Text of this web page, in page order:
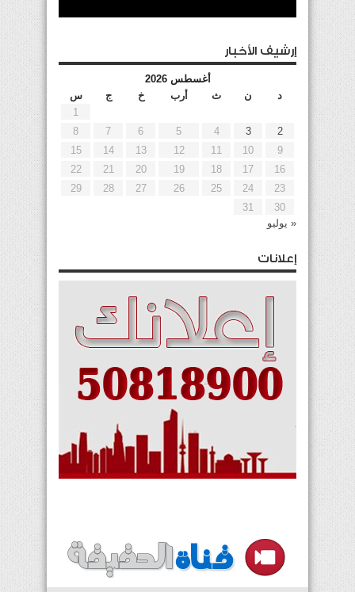
إرشيف الأخبار
أغسطس 2026
د
ن ث أرب خ ج
س
1
2
3
4
5
6
7
8
9
10
11
12
13
14
15
16
17
18
19
20
21
22
23
24
25
26
27
28
29
30
31
« يوليو
إعلانات